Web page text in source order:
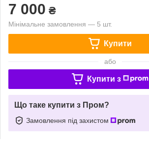
7 000 ₴
Мінімальне замовлення — 5 шт.
Купити
або
Купити з
Що таке купити з Пром?
Замовлення під захистом